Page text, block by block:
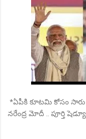
*ఏపీకి కూటమి కోసం సారు
నరేంద్ర మోదీ .. పూర్తి